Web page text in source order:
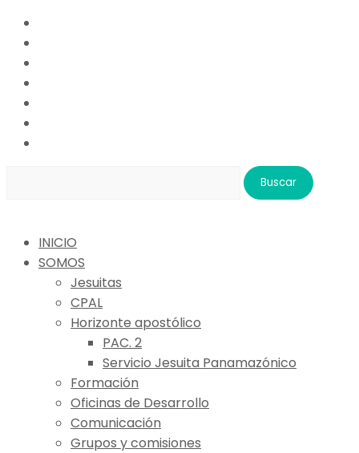
INICIO
SOMOS
Jesuitas
CPAL
Horizonte apostólico
PAC. 2
Servicio Jesuita Panamazónico
Formación
Oficinas de Desarrollo
Comunicación
Grupos y comisiones